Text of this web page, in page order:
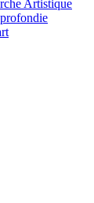
Artistique